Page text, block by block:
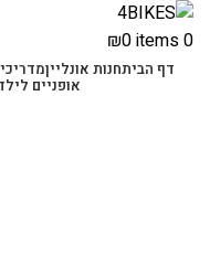
0
items
₪0
דף הביתחנות אונליין
אופניים